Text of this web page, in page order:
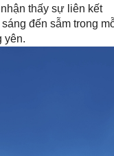
thấy sự liên kết
đến sẫm trong
yên.